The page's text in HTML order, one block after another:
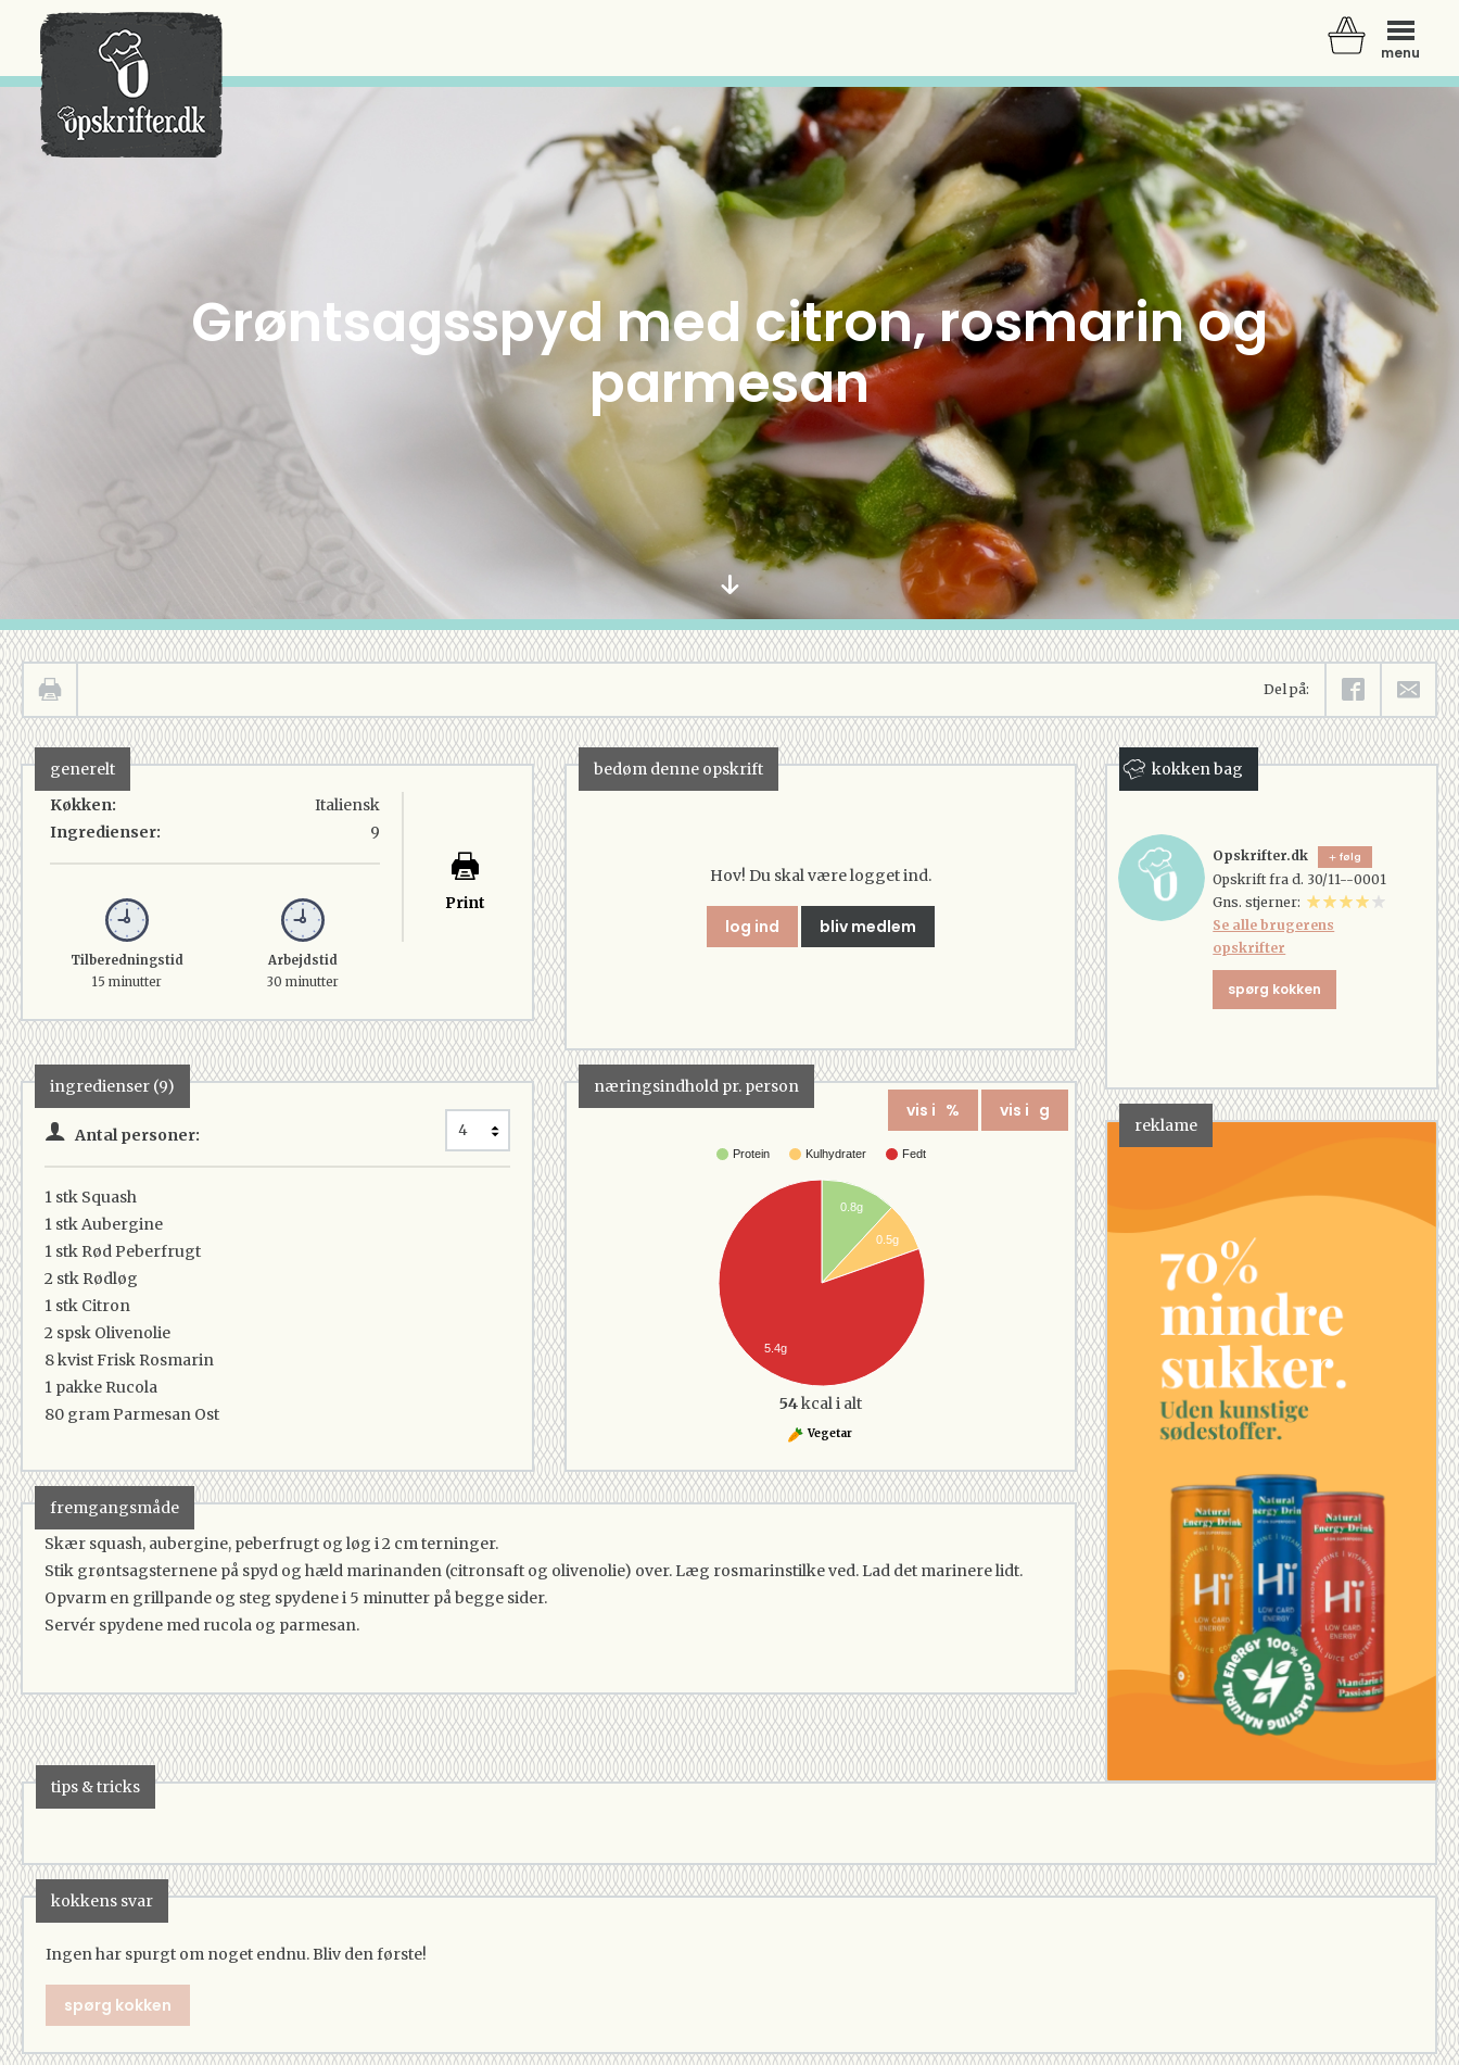
menu
Der er ingen varer i din kurv.
Grøntsagsspyd med citron, rosmarin og
parmesan
Del på:
generelt
Køkken:
Ingredienser:
Italiensk
9
Tilberedningstid
15 minutter
Arbejdstid
30 minutter
Print
bedøm denne opskrift
Hov! Du skal være logget ind.
log ind bliv medlem
ingredienser (9)
Antal personer:
1 stk Squash
1 stkAubergine
1 stk Rød Peberfrugt
2 stk Rødløg
1 stk Citron
2 spsk Olivenolie
8 kvistFrisk Rosmarin
1 pakke Rucola
80 gramParmesan Ost
næringsindhold pr. person
vis i % vis i g
Protein Kulhydrater Fedt
0.8g
0.5g
5.4g
54kcal i alt
Vegetar
fremgangsmåde
Skær squash, aubergine, peberfrugt og løg i 2 cm terninger.
Stik grøntsagsternene på spyd og hæld marinanden (citronsaft og olivenolie) over. Læg rosmarinstilke ved. Lad det marinere lidt.
Opvarm en grillpande og steg spydene i 5 minutter på begge sider.
Servér spydene med rucola og parmesan.
kokken bag
Opskrifter.dk følg
Opskrift fra d. 30/11--0001
Gns. stjerner:
Se alle brugerens
opskrifter
spørg kokken
reklame
tips & tricks
kokkens svar
Ingen har spurgt om noget endnu. Bliv den første!
spørg kokken